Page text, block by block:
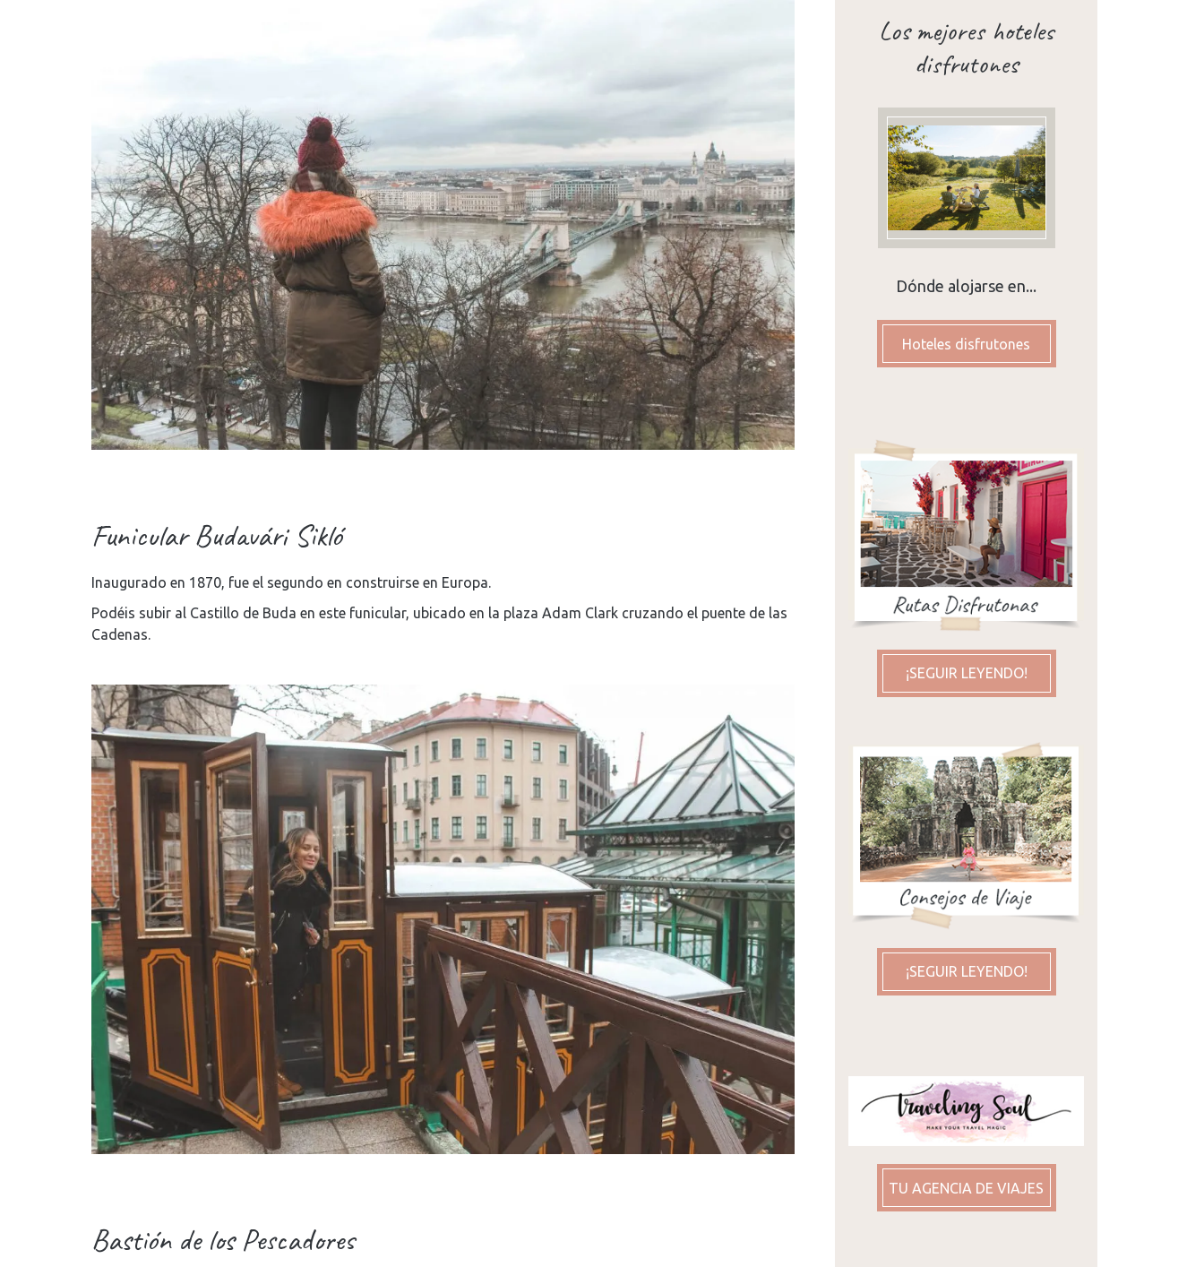
Funicular Budavári Sikló
Inaugurado en 1870, fue el segundo en construirse en Europa.
Podéis subir al Castillo de Buda en este funicular, ubicado en la plaza Adam Clark cruzando el puente de las
Cadenas.
Bastión de los Pescadores
Los mejores hoteles
disfrutones
Dónde alojarse en...
Hoteles disfrutones
¡SEGUIR LEYENDO!
¡SEGUIR LEYENDO!
TU AGENCIA DE VIAJES